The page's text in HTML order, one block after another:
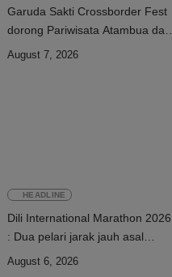
Garuda Sakti Crossborder Fest
dorong Pariwisata Atambua dan
August 7, 2026
HEADLINE
Dili International Marathon 2026
: Dua pelari jarak jauh asal
China tiba di Dili
August 6, 2026